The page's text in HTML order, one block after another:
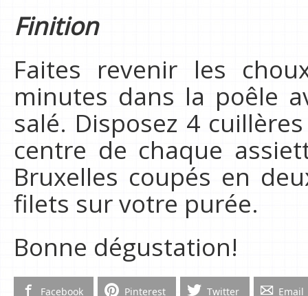
Finition
Faites revenir les
minutes dans la poêle
salé. Disposez 4
centre de chaque
Bruxelles coupés en
filets sur votre purée.
Bonne dégustation!
Facebook Pinterest Twitter Email